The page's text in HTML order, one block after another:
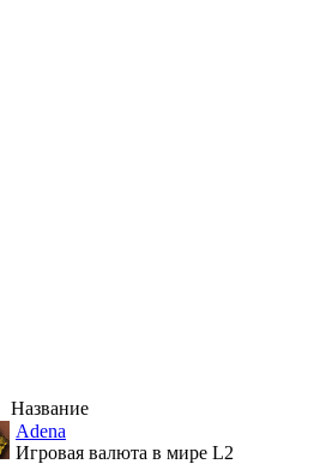
Название
Adena
Игровая валюта в мире L2